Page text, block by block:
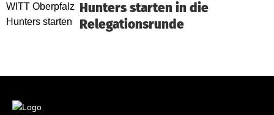
Hunters starten in die
Relegationsrunde